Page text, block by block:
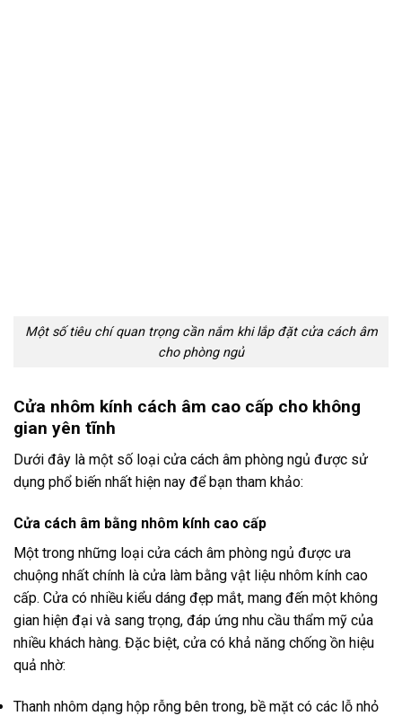
Một số tiêu chí quan trọng cần nắm khi lắp đặt cửa cách âm
cho phòng ngủ
Cửa nhôm kính cách âm cao cấp cho không
gian yên tĩnh
Dưới đây là một số loại cửa cách âm phòng ngủ được sử
dụng phổ biến nhất hiện nay để bạn tham khảo:
Cửa cách âm bằng nhôm kính cao cấp
Một trong những loại cửa cách âm phòng ngủ được ưa
chuộng nhất chính là cửa làm bằng vật liệu nhôm kính cao
cấp. Cửa có nhiều kiểu dáng đẹp mắt, mang đến một không
gian hiện đại và sang trọng, đáp ứng nhu cầu thẩm mỹ của
nhiều khách hàng. Đặc biệt, cửa có khả năng chống ồn hiệu
quả nhờ:
Thanh nhôm dạng hộp rỗng bên trong, bề mặt có các lỗ nhỏ